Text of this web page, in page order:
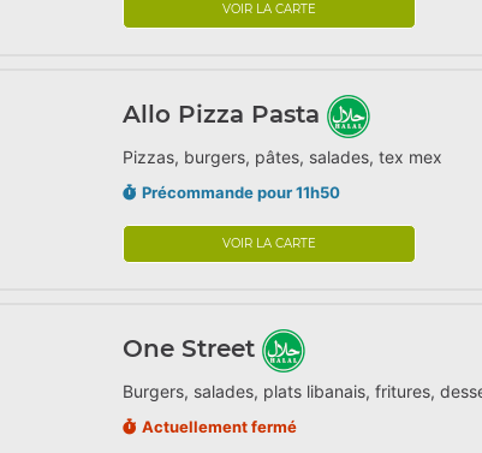
VOIR LA CARTE
Allo Pizza Pasta
Pizzas, burgers, pâtes, salades, tex mex
Précommande pour 11h50
VOIR LA CARTE
One Street
Burgers, salades, plats libanais, fritures,
Actuellement fermé